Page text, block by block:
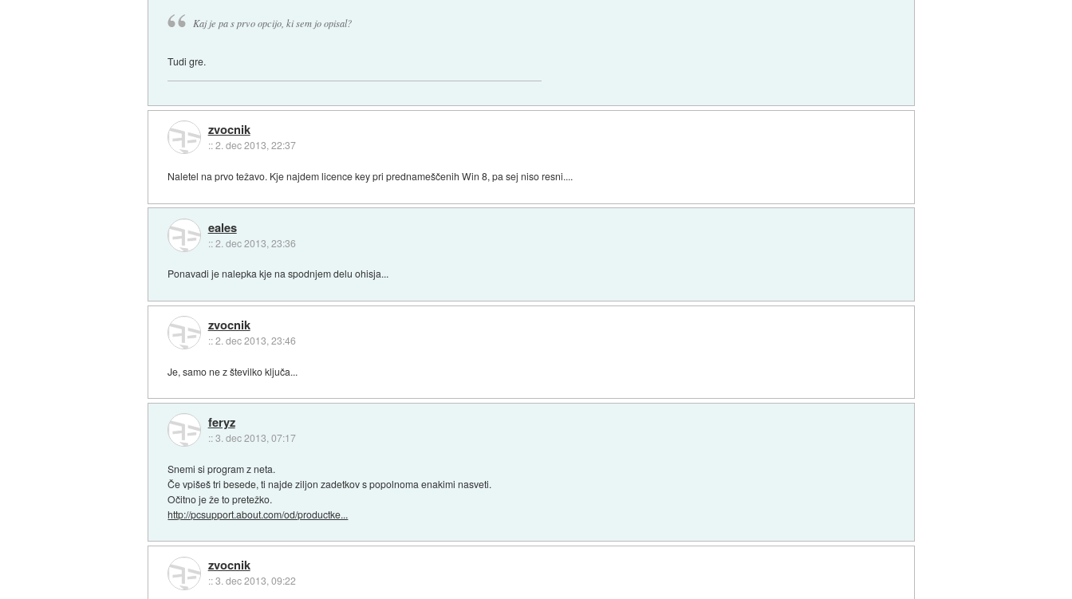
Kaj je pa s prvo opcijo, ki sem jo opisal?
Tudi gre.
zvocnik
::2. dec 2013, 22:37
Naletel na prvo težavo. Kje najdem licence key pri prednameščenih Win 8, pa sej niso resni....
eales
::2. dec 2013, 23:36
Ponavadi je nalepka kje na spodnjem delu ohisja...
zvocnik
::2. dec 2013, 23:46
Je, samo ne z številko ključa...
feryz
::3. dec 2013, 07:17
Snemi si program z neta.
Če vpišeš tri besede, ti najde ziljon zadetkov s popolnoma enakimi nasveti.
Očitno je že to pretežko.
http://pcsupport.about.com/od/productke...
zvocnik
::3. dec 2013, 09:22